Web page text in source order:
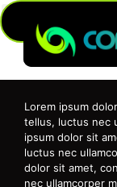
Lorem ipsum
tellus, luctus nec
ipsum dolor sit
luctus nec
dolor sit amet,
nec ullamcorper